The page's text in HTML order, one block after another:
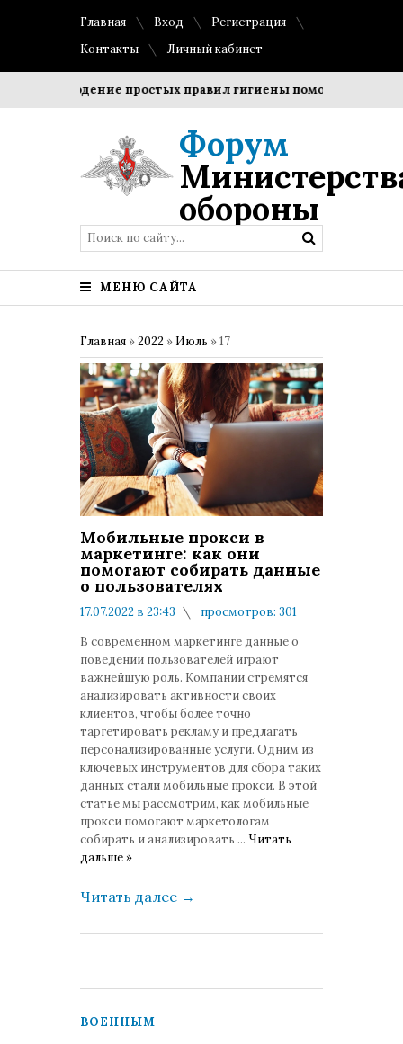
Главная Вход
Регистрация
Контакты
Личный кабинет
Соблюдение простых правил гигиены помогает
Форум
обороны
МЕНЮ САЙТА
Главная »2022 » Июль »17
Мобильные прокси в
маркетинге: как они
помогают собирать данные
о пользователях
17.07.2022 в 23:43
просмотров: 301
В современном маркетинге данные о
поведении пользователей играют
важнейшую роль. Компании стремятся
анализировать активности своих
клиентов, чтобы более точно
таргетировать рекламу и предлагать
персонализированные услуги. Одним из
ключевых инструментов для сбора таких
данных стали мобильные прокси. В этой
статье мы рассмотрим, как мобильные
прокси помогают маркетологам
собирать и анализировать ... Читать
дальше »
Читать далее →
ВОЕННЫМ